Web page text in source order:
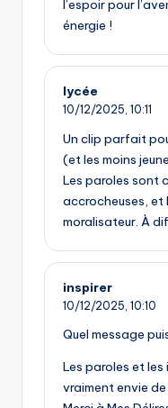
l’espoir pour
énergie !
lycée
10/12/2025, 10:11
Un clip parfait
(et les moins
Les paroles sont
accrocheuses, et
moralisateur. À
inspirer
10/12/2025, 10:10
Quel message
Les paroles et
vraiment envie